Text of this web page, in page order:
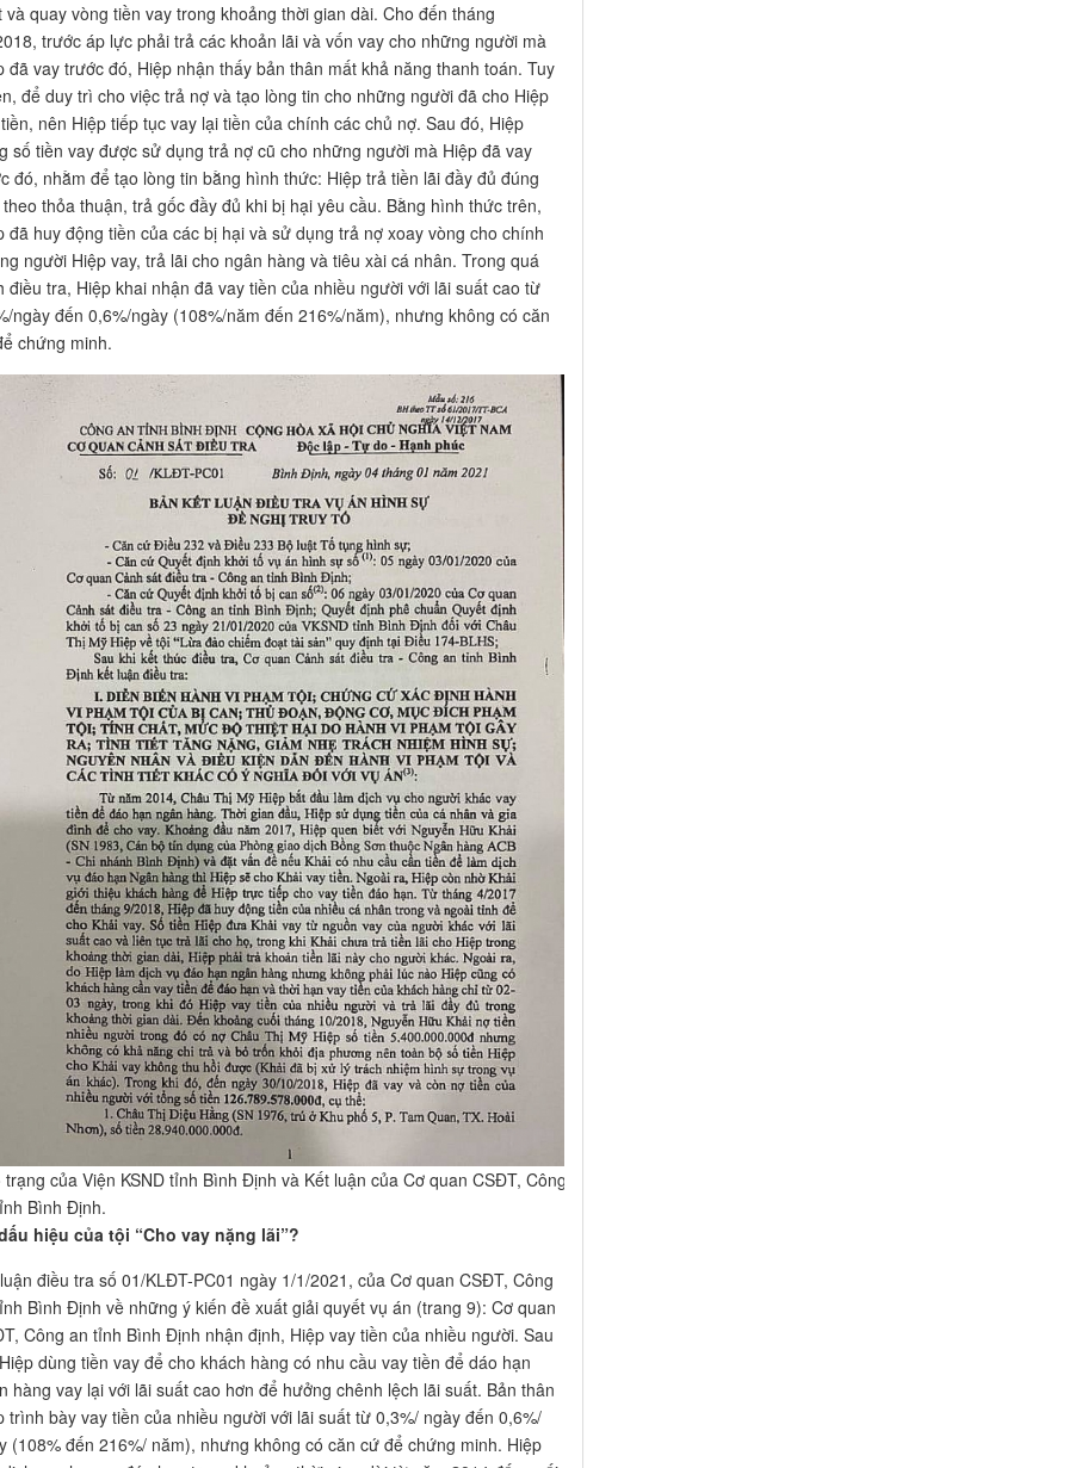
và quay vòng tiền vay trong khoảng thời gian dài. Cho đến tháng
trước áp lực phải trả các khoản lãi và vốn vay cho những người mà
đã vay trước đó, Hiệp nhận thấy bản thân mất khả năng thanh toán. Tuy
để duy trì cho việc trả nợ và tạo lòng tin cho những người đã cho Hiệp
nên Hiệp tiếp tục vay lại tiền của chính các chủ nợ. Sau đó, Hiệp
số tiền vay được sử dụng trả nợ cũ cho những người mà Hiệp đã vay
đó, nhằm để tạo lòng tin bằng hình thức: Hiệp trả tiền lãi đầy đủ đúng
thỏa thuận, trả gốc đầy đủ khi bị hại yêu cầu. Bằng hình thức trên,
đã huy động tiền của các bị hại và sử dụng trả nợ xoay vòng cho chính
người Hiệp vay, trả lãi cho ngân hàng và tiêu xài cá nhân. Trong quá
điều tra, Hiệp khai nhận đã vay tiền của nhiều người với lãi suất cao từ
ngày đến 0,6%/ngày (108%/năm đến 216%/năm), nhưng không có căn
chứng minh.
trạng của Viện KSND tỉnh Bình Định và Kết luận của Cơ quan CSĐT, Công
Bình Định.
hiệu của tội “Cho vay nặng lãi”?
điều tra số 01/KLĐT-PC01 ngày 1/1/2021, của Cơ quan CSĐT, Công
Bình Định về những ý kiến đề xuất giải quyết vụ án (trang 9): Cơ quan
Công an tỉnh Bình Định nhận định, Hiệp vay tiền của nhiều người. Sau
dùng tiền vay để cho khách hàng có nhu cầu vay tiền để dáo hạn
hàng vay lại với lãi suất cao hơn để hưởng chênh lệch lãi suất. Bản thân
trình bày vay tiền của nhiều người với lãi suất từ 0,3%/ ngày đến 0,6%/
(108% đến 216%/ năm), nhưng không có căn cứ để chứng minh. Hiệp